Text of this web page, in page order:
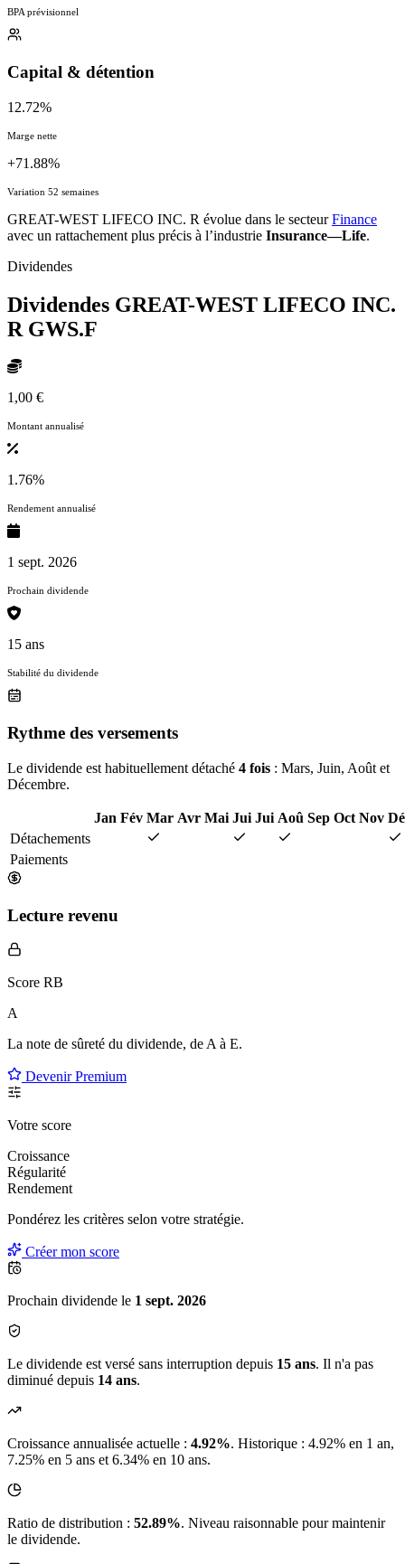
BPA prévisionnel
Capital & détention
12.72%
Marge nette
+71.88%
Variation 52 semaines
GREAT-WEST LIFECO INC. R évolue dans le secteurFinance
avec un rattachement plus précis à l’industrie Insurance—Life.
Dividendes
Dividendes GREAT-WEST LIFECO INC.
R GWS.F
1,00 €
Montant annualisé
1.76%
Rendement annualisé
1 sept. 2026
Prochain dividende
15 ans
Stabilité du dividende
Rythme des versements
Le dividende est habituellement détaché 4 fois : Mars, Juin, Août et
Décembre.
Jan Fév Mar Avr Mai Jui Jui Aoû Sep Oct Nov
Détachements
Paiements
Lecture revenu
Score RB
A
La note de sûreté du dividende, de A à E.
Devenir Premium
Votre score
Croissance
Régularité
Rendement
Pondérez les critères selon votre stratégie.
Créer mon score
Prochain dividende le 1 sept. 2026
Le dividende est versé sans interruption depuis 15 ans. Il n'a pas
diminué depuis 14 ans.
Croissance annualisée actuelle : 4.92%. Historique : 4.92% en 1 an,
7.25% en 5 ans et 6.34% en 10 ans.
Ratio de distribution : 52.89%. Niveau raisonnable pour maintenir
le dividende.